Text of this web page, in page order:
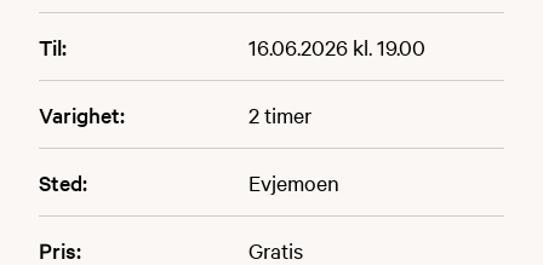
Til: 16.06.2026 kl. 19.00
Varighet: 2 timer
Sted: Evjemoen
Pris: Gratis